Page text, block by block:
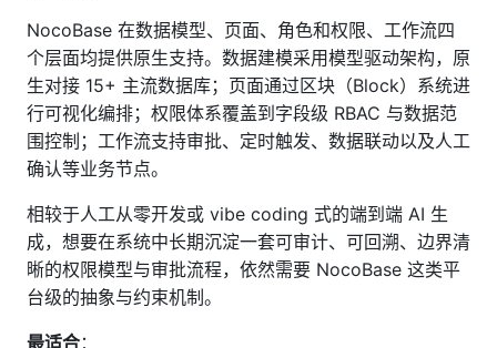
NocoBase 在数据模型、页面、角色和权限、工作流四
个层面均提供原生支持。数据建模采用模型驱动架构，原
生对接 15+ 主流数据库；页面通过区块（Block）系统进
行可视化编排；权限体系覆盖到字段级 RBAC 与数据范
围控制；工作流支持审批、定时触发、数据联动以及人工
确认等业务节点。
相较于人工从零开发或 vibe coding 式的端到端 AI 生
成，想要在系统中长期沉淀一套可审计、可回溯、边界清
晰的权限模型与审批流程，依然需要 NocoBase 这类平
台级的抽象与约束机制。
最适合：